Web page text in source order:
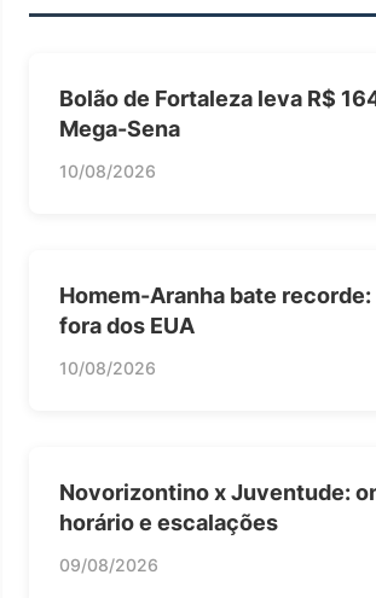
Bolão de Fortaleza leva R$
Mega-Sena
10/08/2026
Homem-Aranha bate recorde:
fora dos EUA
10/08/2026
Novorizontino x Juventude:
horário e escalações
09/08/2026